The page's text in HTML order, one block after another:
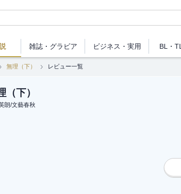
雑誌・ グラビア ビジネス ・実用 BL・TL
無理（下） レビュー一覧
（下）
朗/文藝春秋